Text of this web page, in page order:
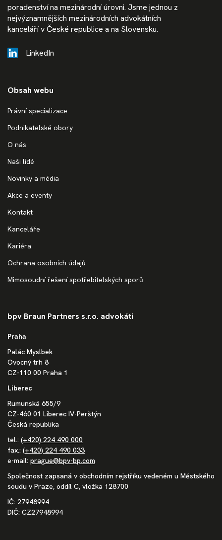
poradenství na mezinárodní úrovni. Jsme jednou z
nejvýznamnějších mezinárodních advokátních
kanceláří v České republice a na Slovensku.
LinkedIn
Obsah webu
Právní specializace
Podnikatelské obory
O nás
Naši lidé
Novinky a média
Akce a eventy
Kontakt
Kanceláře
Kariéra
Ochrana osobních údajů
Mimosoudní řešení spotřebitelských sporů
bpv Braun Partners s.r.o. advokáti
Praha
Palác Myslbek
Ovocný trh 8
CZ-110 00 Praha 1
Liberec
Rumunská 655/9
CZ-460 01 Liberec IV-Perštýn
Česká republika
tel.: (+420) 224 490 000
fax.: (+420) 224 490 033
e-mail: prague@bpv-bp.com
Společnost zapsaná v obchodním rejstříku vedeném u Městského
soudu v Praze, oddíl C, vložka 128700
IČ: 27948994
DIČ: CZ27948994